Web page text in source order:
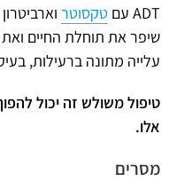
ADT עם טקסוטר
שיפר את תוחלת החיים
עלייה מתונה ברעילות,
טיפול משולש זה יכול
אלו.
מסרים